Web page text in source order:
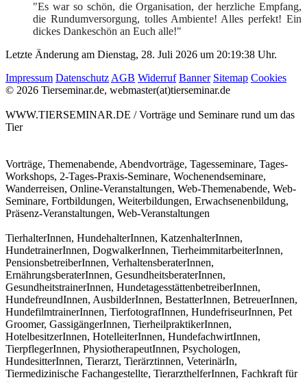
"Es war so schön, die Organisation, der herzliche Empfang,
die Rundumversorgung, tolles Ambiente! Alles perfekt! Ein
dickes Dankeschön an Euch alle!"
Letzte Änderung am Dienstag, 28. Juli 2026 um 20:19:38 Uhr.
Impressum DatenschutzAGB Widerruf Banner Sitemap Cookies
© 2026 Tierseminar.de, webmaster(at)tierseminar.de
WWW.TIERSEMINAR.DE / Vorträge und Seminare rund um das
Tier
Vorträge, Themenabende, Abendvorträge, Tagesseminare, Tages-
Workshops, 2-Tages-Praxis-Seminare, Wochenendseminare,
Wanderreisen, Online-Veranstaltungen, Web-Themenabende, Web-
Seminare, Fortbildungen, Weiterbildungen, Erwachsenenbildung,
Präsenz-Veranstaltungen, Web-Veranstaltungen
TierhalterInnen, HundehalterInnen, KatzenhalterInnen,
HundetrainerInnen, DogwalkerInnen, TierheimmitarbeiterInnen,
PensionsbetreiberInnen, VerhaltensberaterInnen,
ErnährungsberaterInnen, GesundheitsberaterInnen,
GesundheitstrainerInnen, HundetagesstättenbetreiberInnen,
HundefreundInnen, AusbilderInnen, BestatterInnen, BetreuerInnen,
HundefilmtrainerInnen, TierfotografInnen, HundefriseurInnen, Pet
Groomer, GassigängerInnen, TierheilpraktikerInnen,
HotelbesitzerInnen, HotelleiterInnen, HundefachwirtInnen,
TierpflegerInnen, PhysiotherapeutInnen, Psychologen,
HundesitterInnen, Tierarzt, Tierärztinnen, VeterinärIn,
Tiermedizinische Fachangestellte, TierarzthelferInnen, Fachkraft für